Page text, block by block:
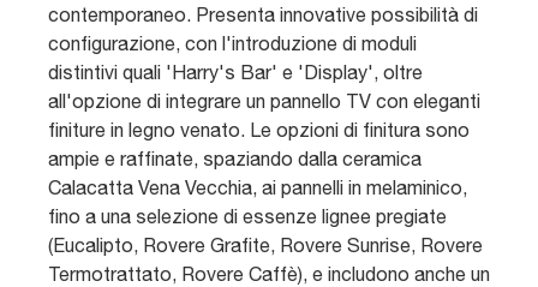
contemporaneo. Presenta innovative possibilità di
configurazione, con l'introduzione di moduli
distintivi quali 'Harry's Bar' e 'Display', oltre
all'opzione di integrare un pannello TV con eleganti
finiture in legno venato. Le opzioni di finitura sono
ampie e raffinate, spaziando dalla ceramica
Calacatta Vena Vecchia, ai pannelli in melaminico,
fino a una selezione di essenze lignee pregiate
(Eucalipto, Rovere Grafite, Rovere Sunrise, Rovere
Termotrattato, Rovere Caffè), e includono anche un